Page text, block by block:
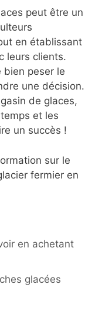
peut être un
en établissant
leurs clients.
peser le
une décision.
de glaces,
et les
un succès !
sur le
fermier en
en achetant
glacées